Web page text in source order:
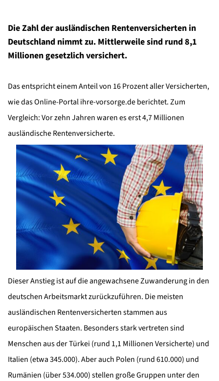
Die Zahl der ausländischen Rentenversicherten in
Deutschland nimmt zu. Mittlerweile sind rund 8,1
Millionen gesetzlich versichert.
Das entspricht einem Anteil von 16 Prozent aller Versicherten,
wie das Online-Portal ihre-vorsorge.de berichtet. Zum
Vergleich: Vor zehn Jahren waren es erst 4,7 Millionen
ausländische Rentenversicherte.
Dieser Anstieg ist auf die angewachsene Zuwanderung in den
deutschen Arbeitsmarkt zurückzuführen. Die meisten
ausländischen Rentenversicherten stammen aus
europäischen Staaten. Besonders stark vertreten sind
Menschen aus der Türkei (rund 1,1 Millionen Versicherte) und
Italien (etwa 345.000). Aber auch Polen (rund 610.000) und
Rumänien (über 534.000) stellen große Gruppen unter den